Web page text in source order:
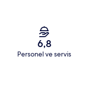
6,8
Personel ve servis